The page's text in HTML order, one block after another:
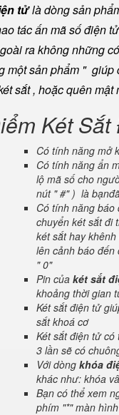
tửlà dòng sản
tác ấn mã số điện
ra không những
một sản phẩm " giúp
sắt , hoặc quên
Két
Có tính năng mở
Có tính năng ẩn
lộ mã số cho
nút " #" ) là
Có tính năng
chuyển két sắt đi
két sắt hay
lên cảnh báo
" 0"
Pin của két sắt
khoảng thời gian
Két sắt điện tử
sắt khoá cơ
Két sắt điện tử
3 lần sẽ có
Với dòng khóa
khác như: khóa
Bạn có thể xem
phím "*" màn